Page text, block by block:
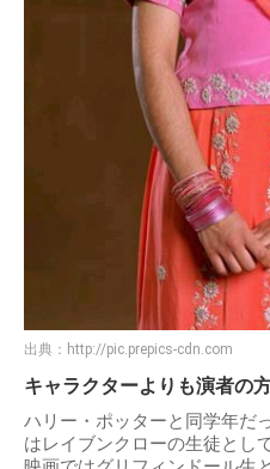
出典： http://pic.prepics-cdn.com
キャラクターよりも演者の
ハリー・ポッターと同学年だ
はレイブンクローの生徒とし